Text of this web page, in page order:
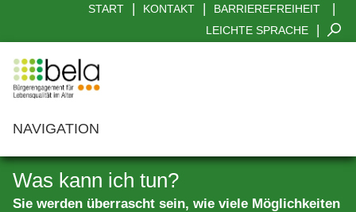
START | KONTAKT | BARRIEREFREIHEIT |
LEICHTE SPRACHE |
NAVIGATION
Aktuelles
Mein Engagement
Was kann ich tun?
Sie werden überrascht sein, wie viele Möglichkeiten